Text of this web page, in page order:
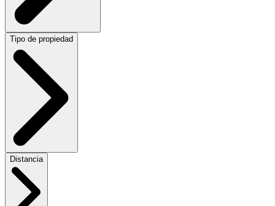
Tipo de propiedad
Distancia